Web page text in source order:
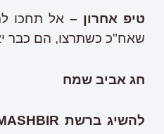
טיפ אחרון –אל תחכו
שאח"כ כשתרצו, הם כבר
חג אביב שמח
להשיג ברשתMASHBIR